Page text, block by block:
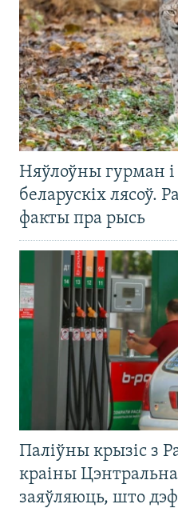
Няўлоўны гурман
беларускіх лясоў.
факты пра рысь
Паліўны крызіс з
краіны
заяўляюць, што